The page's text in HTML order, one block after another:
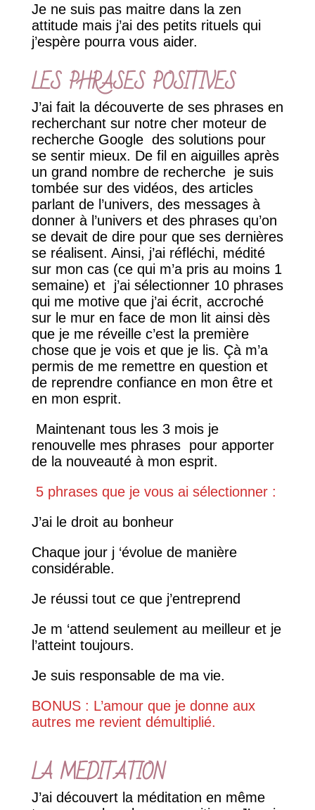
Je ne suis pas maitre dans la zen
attitude mais j’ai des petits rituels qui
j’espère pourra vous aider.
LES PHRASES POSITIVES
J’ai fait la découverte de ses phrases en
recherchant sur notre cher moteur de
recherche Google des solutions pour
se sentir mieux. De fil en aiguilles après
un grand nombre de recherche je suis
tombée sur des vidéos, des articles
parlant de l’univers, des messages à
donner à l’univers et des phrases qu’on
se devait de dire pour que ses dernières
se réalisent. Ainsi, j’ai réfléchi, médité
sur mon cas (ce qui m’a pris au moins 1
semaine) et j’ai sélectionner 10 phrases
qui me motive que j’ai écrit, accroché
sur le mur en face de mon lit ainsi dès
que je me réveille c’est la première
chose que je vois et que je lis. Çà m’a
permis de me remettre en question et
de reprendre confiance en mon être et
en mon esprit.
Maintenant tous les 3 mois je
renouvelle mes phrases pour apporter
de la nouveauté à mon esprit.
5 phrases que je vous ai sélectionner :
J’ai le droit au bonheur
Chaque jour j ‘évolue de manière
considérable.
Je réussi tout ce que j’entreprend
Je m ‘attend seulement au meilleur et je
l’atteint toujours.
Je suis responsable de ma vie.
BONUS : L’amour que je donne aux
autres me revient démultiplié.
LA MEDITATION
J’ai découvert la méditation en même